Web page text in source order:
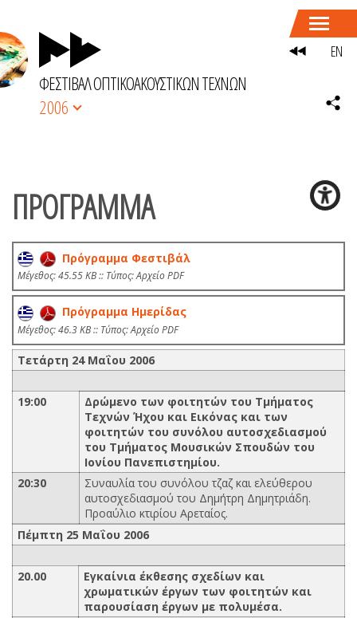
ΦΕΣΤΙΒΑΛ ΟΠΤΙΚΟΑΚΟΥΣΤΙΚΩΝ ΤΕΧΝΩΝ
2006
ΠΡΟΓΡΑΜΜΑ
Πρόγραμμα Φεστιβάλ
Mέγεθος: 45.55 KB :: Τύπος: Αρχείο PDF
Πρόγραμμα Hμερίδας
Mέγεθος: 46.3 KB :: Τύπος: Αρχείο PDF
Τετάρτη 24 Μαΐου 2006
19:00
Δρώμενο των φοιτητών του Τμήματος
Τεχνών Ήχου και Εικόνας και των
φοιτητών του συνόλου αυτοσχεδιασμού
του Τμήματος Μουσικών Σπουδών του
Ιονίου Πανεπιστημίου.
20:30
Συναυλία του συνόλου τζαζ και ελεύθερου
αυτοσχεδιασμού του Δημήτρη Δημητριάδη.
Προαύλιο κτιρίου Αρεταίος.
Πέμπτη 25 Μαΐου 2006
20.00
Εγκαίνια έκθεσης σχεδίων και
χρωματικών έργων των φοιτητών και
παρουσίαση έργων με πολυμέσα.
EN